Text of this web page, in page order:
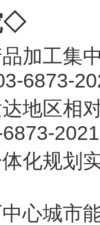
◇
工集
6873-
区相
规划实
城市